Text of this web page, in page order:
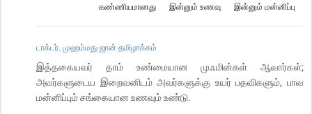
இன்னும் மன்னிப்பு
இன்னும் உணவு
கண்ணியமானது
டாக்டர். முஹம்மது ஜான் தமிழாக்கம்
இத்தகையவர் தாம் உண்மையான முஃமின்கள் ஆவார்கள்;
அவர்களுடைய இறைவனிடம் அவர்களுக்கு உயர் பதவிகளும், பாவ
மன்னிப்பும் சங்கையான உணவும் உண்டு.